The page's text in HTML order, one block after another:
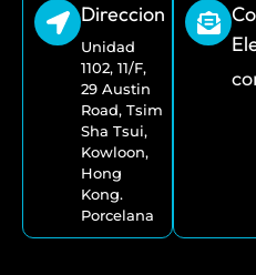
Direccion
Unidad
1102, 11/F,
29 Austin
Road, Tsim
Sha Tsui,
Kowloon,
Hong
Kong.
Porcelana